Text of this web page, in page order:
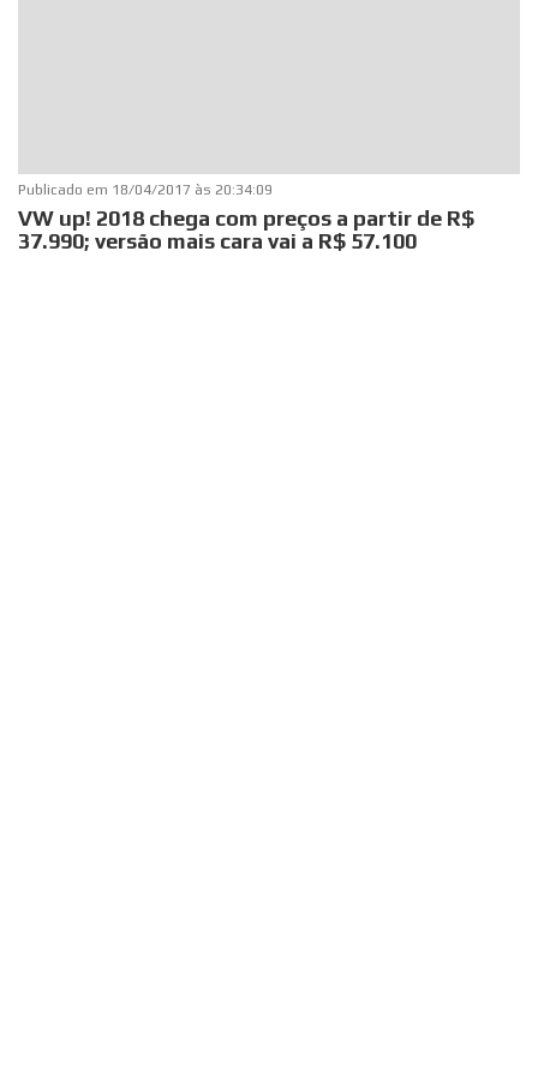
Publicado em 18/04/2017 às 20:34:09
VW up! 2018 chega com preços a partir de R$
37.990; versão mais cara vai a R$ 57.100